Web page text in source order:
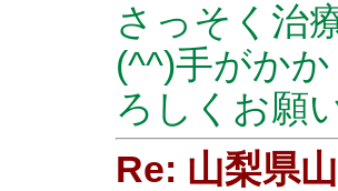
さっそく治
(^^)手がか
ろしくお願
Re: 山梨県